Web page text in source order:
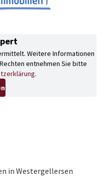
in Westergellersen